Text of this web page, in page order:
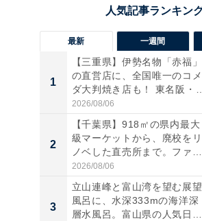
最新 一週間
1
【三重県】伊勢名物「赤福」
の直営店に、全国唯一のコメ
ダ大判焼き店も！ 東名阪・
伊...
2026/08/06
2
【千葉県】918㎡の県内最大
級マーケットから、廃校をリ
ノベした直売所まで。ファ
ー...
2026/08/06
3
立山連峰と富山湾を望む展望
風呂に、水深333mの海洋深
層水風呂。富山県の人気日